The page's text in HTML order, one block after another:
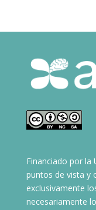
Financiado por la
puntos de vista y
exclusivamente
necesariamente